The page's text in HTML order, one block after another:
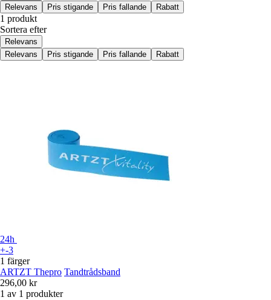
Relevans
Pris stigande Pris fallande Rabatt
1 produkt
Sortera efter
Relevans
Relevans
Pris stigande Pris fallande Rabatt
24h
+-3
1 färger
ARTZT Thepro Tandtrådsband
296,00 kr
1 av 1 produkter